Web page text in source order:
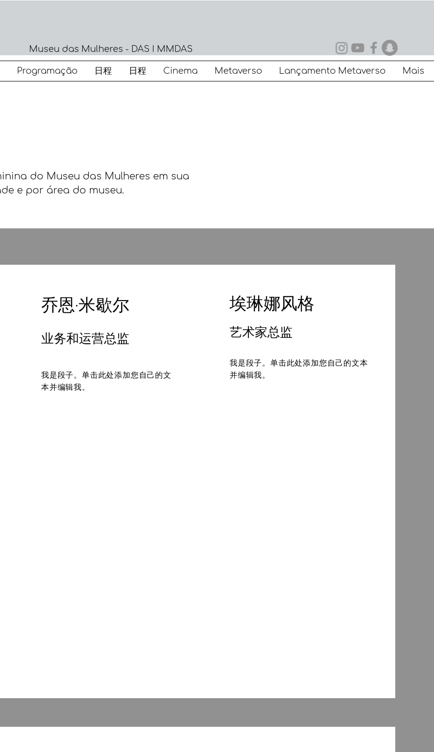
Museu das Mulheres - DAS I MMDAS
Programação 日程 日程 Cinema Metaverso Lançamento Metaverso Mais
do Museu das Mulheres em sua
e por área do museu.
乔恩·米歇尔
业务和运营总监
我是段子。单击此处添加您自己的文
本并编辑我。
埃琳娜风格
艺术家总监
我是段子。单击此处添加您自己的文本
并编辑我。